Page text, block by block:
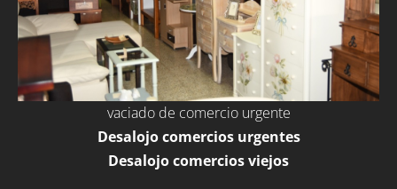
vaciado de comercio urgente
Desalojo comercios urgentes
Desalojo comercios viejos